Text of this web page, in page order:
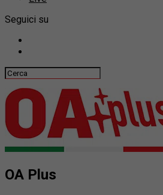
Seguici su
OA Plus